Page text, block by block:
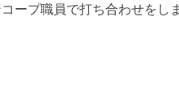
ープ職員で打ち合わせをし